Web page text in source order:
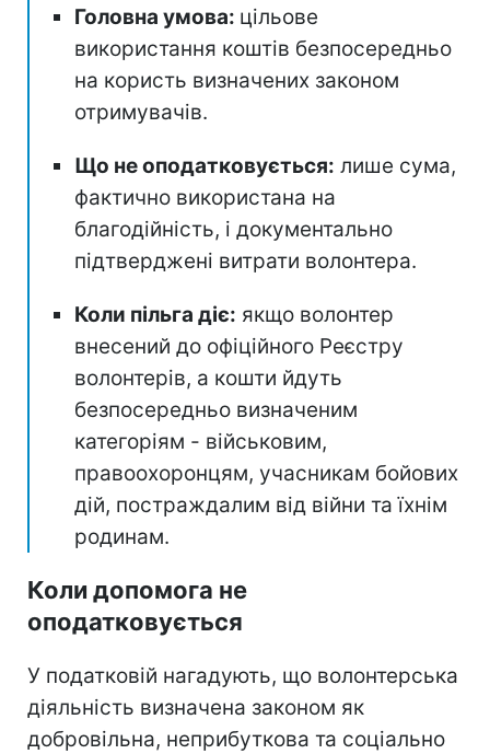
Головна умова: цільове
використання коштів безпосередньо
на користь визначених законом
отримувачів.
Що не оподатковується: лише сума,
фактично використана на
благодійність, і документально
підтверджені витрати волонтера.
Коли пільга діє: якщо волонтер
внесений до офіційного Реєстру
волонтерів, а кошти йдуть
безпосередньо визначеним
категоріям - військовим,
правоохоронцям, учасникам бойових
дій, постраждалим від війни та їхнім
родинам.
Коли допомога не
оподатковується
У податковій нагадують, що волонтерська
діяльність визначена законом як
добровільна, неприбуткова та соціально